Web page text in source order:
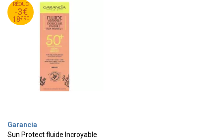
RÉDUC
-3€
18€90
21
€
90
18
€
90
Garancia
Sun Protect fluide Incroyable